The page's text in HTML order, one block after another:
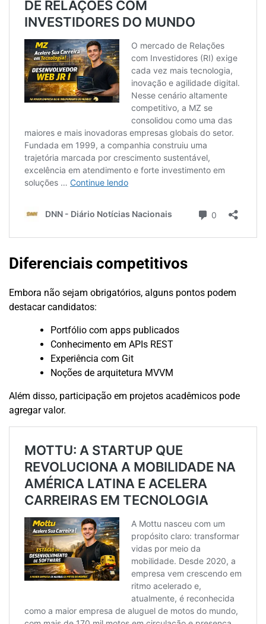
Diferenciais competitivos
Embora não sejam obrigatórios, alguns pontos podem
destacar candidatos:
Portfólio com apps publicados
Conhecimento em APIs REST
Experiência com Git
Noções de arquitetura MVVM
Além disso, participação em projetos acadêmicos pode
agregar valor.